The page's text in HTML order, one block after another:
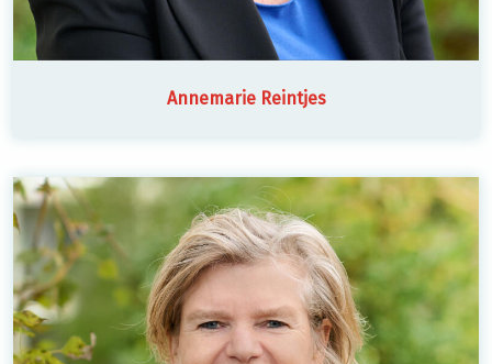
Annemarie Reintjes